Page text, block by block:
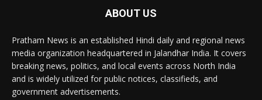
ABOUT US
Pratham News is an established Hindi daily and regional news
media organization headquartered in Jalandhar India. It covers
breaking news, politics, and local events across North India
and is widely utilized for public notices, classifieds, and
government advertisements.